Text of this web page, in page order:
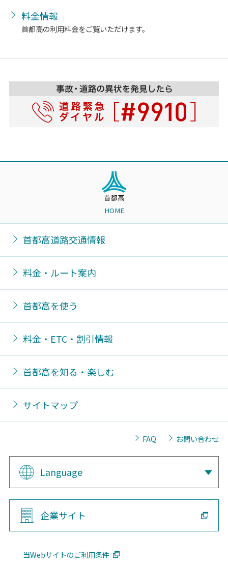
料金情報
首都高の利用料金をご覧いただけます。
HOME
首都高道路交通情報
料金・ルート案内
首都高を使う
料金・ETC・割引情報
首都高を知る・楽しむ
サイトマップ
FAQ お問い合わせ
Language
企業サイト
当Webサイトのご利用条件